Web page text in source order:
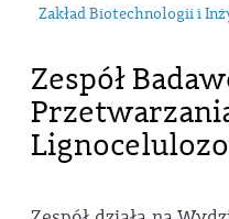
Zakład Biotechnologii i
Zespół